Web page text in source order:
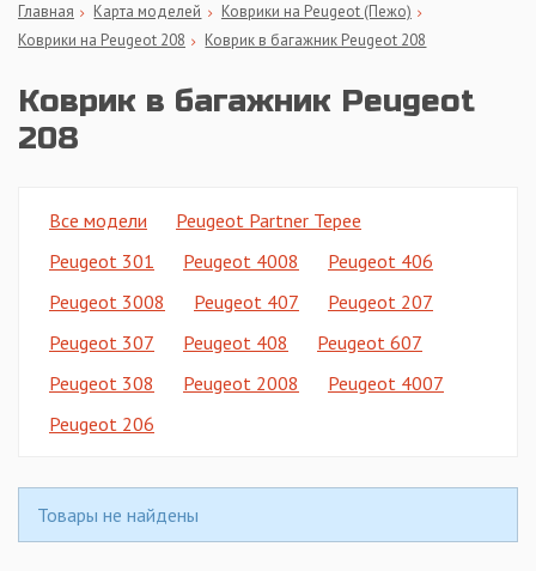
Главная Карта моделей
Коврики на Peugeot (Пежо)
Коврики на Peugeot 208
Коврик в багажник Peugeot 208
Коврик в багажник Peugeot
208
Все модели
Peugeot Partner Tepee
Peugeot 301
Peugeot 4008
Peugeot 406
Peugeot 3008
Peugeot 407
Peugeot 207
Peugeot 307
Peugeot 408
Peugeot 607
Peugeot 308
Peugeot 2008
Peugeot 4007
Peugeot 206
Товары не найдены